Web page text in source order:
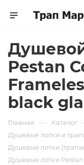
Pestan
black
Главная — Каталог
Душевые лотки и
Душевые лотки
Душевые лотки